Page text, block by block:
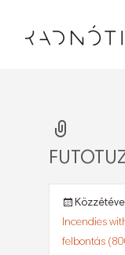
Incendies
felbontás